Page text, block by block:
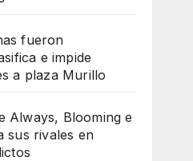
fueron
e impide
a plaza Murillo
Always, Blooming e
sus rivales en